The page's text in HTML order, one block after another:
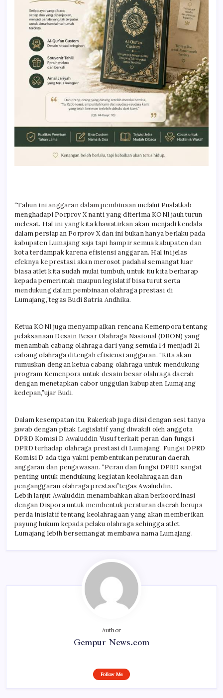
“Tahun ini anggaran dalam pembinaan melalui Puslatkab
menghadapi Porprov X nanti yang diterima KONI jauh turun
melesat. Hal ini yang kita khawatirkan akan menjadi kendala
dalam persiapan Porprov X dan ini bukan hanya berlaku pada
kabupaten Lumajang saja tapi hampir semua kabupaten dan
kota terdampak karena efisiensi anggaran. Hal ini jelas
efeknya ke prestasi akan merosot padahal semangat luar
biasa atlet kita sudah mulai tumbuh, untuk itu kita berharap
kepada pemerintah maupun legislatif bisa turut serta
mendukung dalam pembinaan olahraga prestasi di
Lumajang,”tegas Budi Satria Andhika.
Ketua KONI juga menyampaikan rencana Kemenpora tentang
pelaksanaan Desain Besar Olahraga Nasional (DBON) yang
menambah cabang olahraga dari yang semula 14 menjadi 21
cabang olahraga ditengah efisiensi anggaran. “Kita akan
rumuskan dengan ketua cabang olahraga untuk mendukung
program Kemenpora untuk desain besar olahraga daerah
dengan menetapkan cabor unggulan kabupaten Lumajang
kedepan,”ujar Budi.
Dalam kesempatan itu, Rakerkab juga diisi dengan sesi tanya
jawab dengan pihak Legislatif yang diwakili oleh anggota
DPRD Komisi D Awaluddin Yusuf terkait peran dan fungsi
DPRD terhadap olahraga prestasi di Lumajang. Fungsi DPRD
Komisi D ada tiga yakni pembentukan peraturan daerah,
anggaran dan pengawasan. “Peran dan fungsi DPRD sangat
penting untuk mendukung kegiatan keolahragaan dan
penganggaran olahraga prestasi”tegas Awaluddin.
Lebih lanjut Awaluddin menambahkan akan berkoordinasi
dengan Dispora untuk membentuk peraturan daerah berupa
perda inisiatif tentang keolahragaan yang akan memberikan
payung hukum kepada pelaku olahraga sehingga atlet
Lumajang lebih bersemangat membawa nama Lumajang.
Author
Gempur News.com
Follow Me